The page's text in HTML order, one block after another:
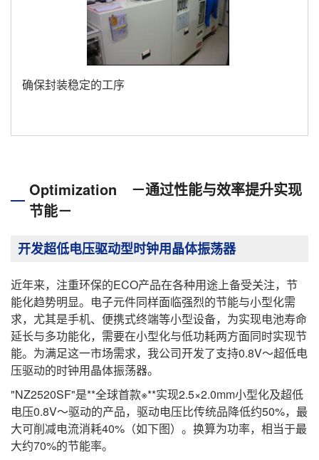
确保封装稳定的工序
Optimization －通过性能与效率提升实现
节能－
开发超低电压驱动型时钟用晶体振荡器
近年来，注重环保的ECO产品在各种用途上备受关注，节
能化趋势明显。电子元件同样面临强烈的节能与小型化需
求，尤其是手机、便携式终端等小型设备，为实现电池寿命
延长与多功能化，需要在小型化与低功耗两方面同时实现节
能。为满足这一市场需求，我公司开发了支持0.8V～超低电
压驱动的时钟用晶体振荡器。
"NZ2520SF"是**全球首款※**实现2.5×2.0mm小型化及超低
电压0.8V～驱动的产品，驱动电压比传统品降低约50%，最
大可削减电流消耗40%（如下图）。换算为功率，相当于最
大约70%的节能率。